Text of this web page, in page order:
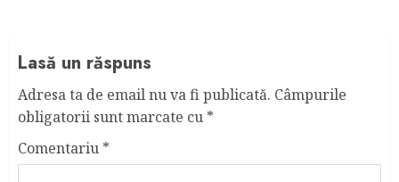
Lasă un răspuns
Adresa ta de email nu va fi publicată. Câmpurile
obligatorii sunt marcate cu *
Comentariu *